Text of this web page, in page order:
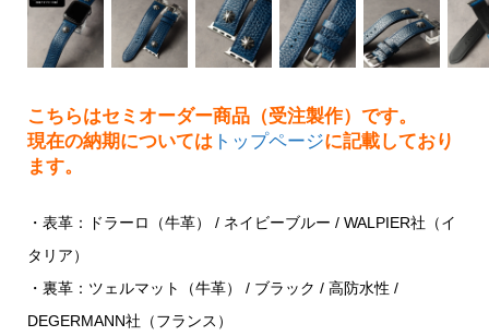
こちらはセミオーダー商品（受注製作）です。
現在の納期についてはトップページに記載しており
ます。
・表革：ドラーロ（牛革） / ネイビーブルー / WALPIER社（イ
タリア）
・裏革：ツェルマット（牛革） / ブラック / 高防水性 /
DEGERMANN社（フランス）